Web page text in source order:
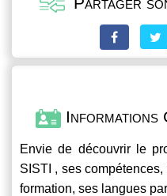
Informations
Envie de découvrir le
SISTI , ses
formation, ses langues